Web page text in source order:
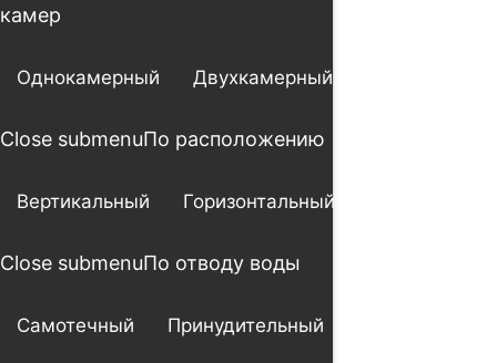
камер
Однокамерный Двухкамерный
Close submenuПо расположению
Вертикальный Горизонтальный
Close submenuПо отводу воды
Самотечный Принудительный